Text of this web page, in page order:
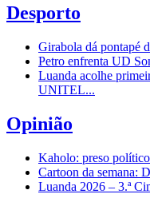
Desporto
Girabola dá pontapé
Petro enfrenta UD
Luanda acolhe
UNITEL...
Opinião
Kaholo: preso
Cartoon da semana:
Luanda 2026 – 3.ª